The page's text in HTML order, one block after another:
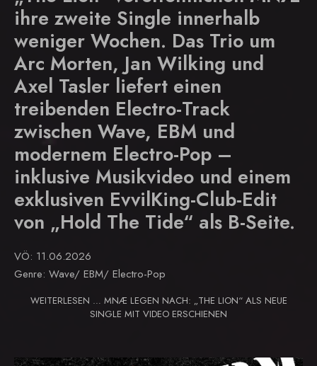
ihre zweite Single innerhalb
weniger Wochen. Das Trio um
Arc Morten, Jan Wilking und
Axel Tasler liefert einen
treibenden Electro-Track
zwischen Wave, EBM und
modernem Electro-Pop –
inklusive Musikvideo und einem
exklusiven EvvilKing-Club-Edit
von „Hold The Tide“ als B-Seite.
VÖ: 11.06.2026
Genre: Wave/ EBM/ Electro-Pop
WEITERLESEN … MNÆ LEGEN NACH: „THE LION“ ALS NEUE
SINGLE MIT VIDEO ERSCHIENEN